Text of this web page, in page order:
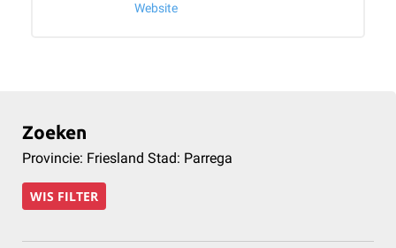
Website
Zoeken
Provincie: Friesland Stad: Parrega
WIS FILTER